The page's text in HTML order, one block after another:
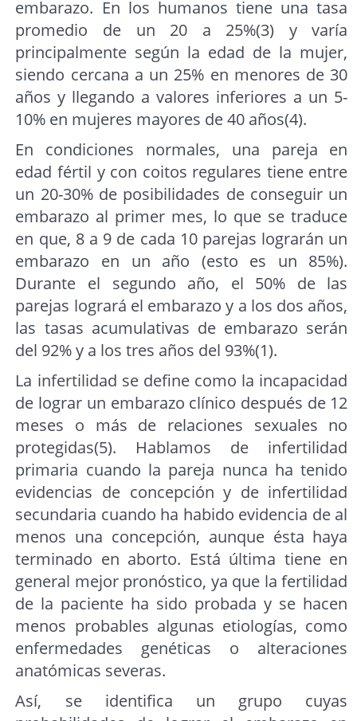
embarazo. En los humanos tiene una tasa
promedio de un 20 a 25%(3) y varía
principalmente según la edad de la mujer,
siendo cercana a un 25% en menores de 30
años y llegando a valores inferiores a un 5-
10% en mujeres mayores de 40 años(4).
En condiciones normales, una pareja en
edad fértil y con coitos regulares tiene entre
un 20-30% de posibilidades de conseguir un
embarazo al primer mes, lo que se traduce
en que, 8 a 9 de cada 10 parejas lograrán un
embarazo en un año (esto es un 85%).
Durante el segundo año, el 50% de las
parejas logrará el embarazo y a los dos años,
las tasas acumulativas de embarazo serán
del 92% y a los tres años del 93%(1).
La infertilidad se define como la incapacidad
de lograr un embarazo clínico después de 12
meses o más de relaciones sexuales no
protegidas(5). Hablamos de infertilidad
primaria cuando la pareja nunca ha tenido
evidencias de concepción y de infertilidad
secundaria cuando ha habido evidencia de al
menos una concepción, aunque ésta haya
terminado en aborto. Está última tiene en
general mejor pronóstico, ya que la fertilidad
de la paciente ha sido probada y se hacen
menos probables algunas etiologías, como
enfermedades genéticas o alteraciones
anatómicas severas.
Así, se identifica un grupo cuyas